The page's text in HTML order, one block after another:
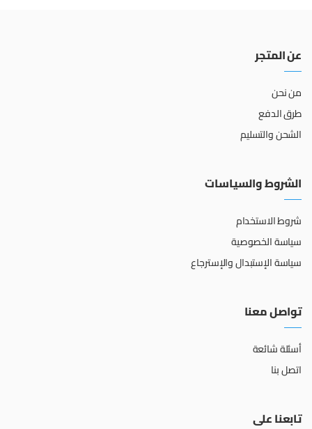
عن المتجر
من نحن
طرق الدفع
الشحن والتسليم
الشروط والسياسات
شروط الاستخدام
سياسة الخصوصية
سياسة الإستبدال والإسترجاع
تواصل معنا
أسئلة شائعة
اتصل بنا
تابعنا على